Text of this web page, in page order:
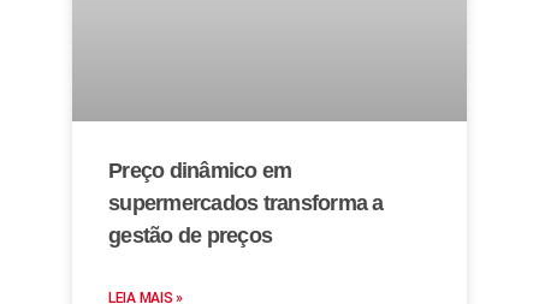
Preço dinâmico em
supermercados transforma a
gestão de preços
LEIA MAIS »